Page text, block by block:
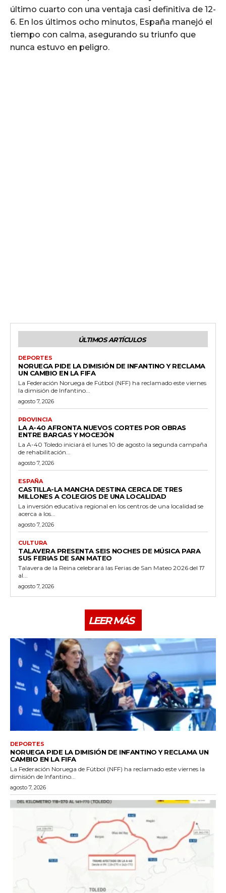
último cuarto con una ventaja casi definitiva de 12-
6. En los últimos ocho minutos, España manejó el
tiempo con calma, asegurando su triunfo que
nunca estuvo en peligro.
ÚLTIMOS ARTÍCULOS
DEPORTES
NORUEGA PIDE LA DIMISIÓN DE INFANTINO Y RECLAMA
UN CAMBIO EN LA FIFA
La Federación Noruega de Fútbol (NFF) ha reclamado este viernes
la dimisión de Infantino...
agosto 7, 2026
PROVINCIA
LA A-40 AFRONTA NUEVOS CORTES POR OBRAS
ENTRE BARGAS Y MOCEJÓN
La A-40 Toledo iniciará el lunes 10 de agosto la segunda campaña
de rehabilitación...
agosto 7, 2026
ESPAÑA
CASTILLA-LA MANCHA DESTINA CERCA DE TRES
MILLONES A COLEGIOS DE UNA LOCALIDAD
La inversión educativa regional en los centros de una localidad se
acerca a los...
agosto 7, 2026
CULTURA
TALAVERA PRESENTA SEIS NOCHES DE MÚSICA PARA
SUS FERIAS DE SAN MATEO
Talavera de la Reina celebrará las Ferias de San Mateo 2026 del 17
al...
agosto 7, 2026
LEER MÁS
DEPORTES
NORUEGA PIDE LA DIMISIÓN DE INFANTINO Y RECLAMA UN
CAMBIO EN LA FIFA
La Federación Noruega de Fútbol (NFF) ha reclamado este viernes la
dimisión de Infantino...
agosto 7, 2026